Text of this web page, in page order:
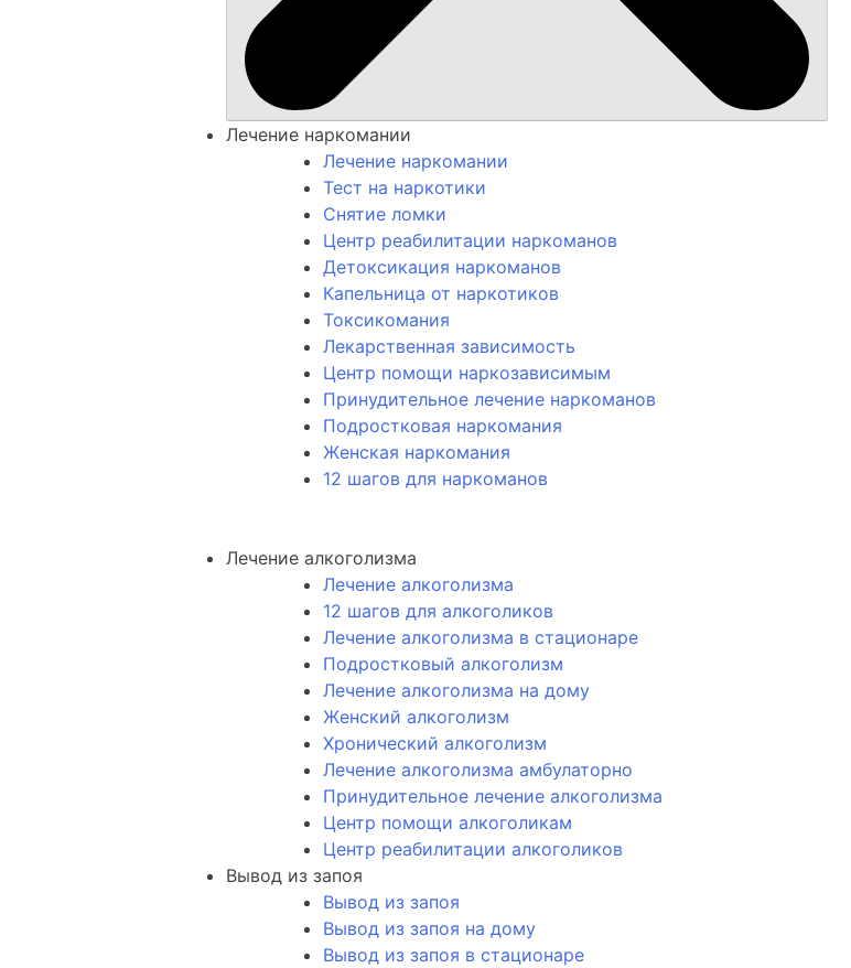
Лечение наркомании
Лечение наркомании
Тест на наркотики
Снятие ломки
Центр реабилитации наркоманов
Детоксикация наркоманов
Капельница от наркотиков
Токсикомания
Лекарственная зависимость
Центр помощи наркозависимым
Принудительное лечение наркоманов
Подростковая наркомания
Женская наркомания
12 шагов для наркоманов
Лечение алкоголизма
Лечение алкоголизма
12 шагов для алкоголиков
Лечение алкоголизма в стационаре
Подростковый алкоголизм
Лечение алкоголизма на дому
Женский алкоголизм
Хронический алкоголизм
Лечение алкоголизма амбулаторно
Принудительное лечение алкоголизма
Центр помощи алкоголикам
Центр реабилитации алкоголиков
Вывод из запоя
Вывод из запоя
Вывод из запоя на дому
Вывод из запоя в стационаре